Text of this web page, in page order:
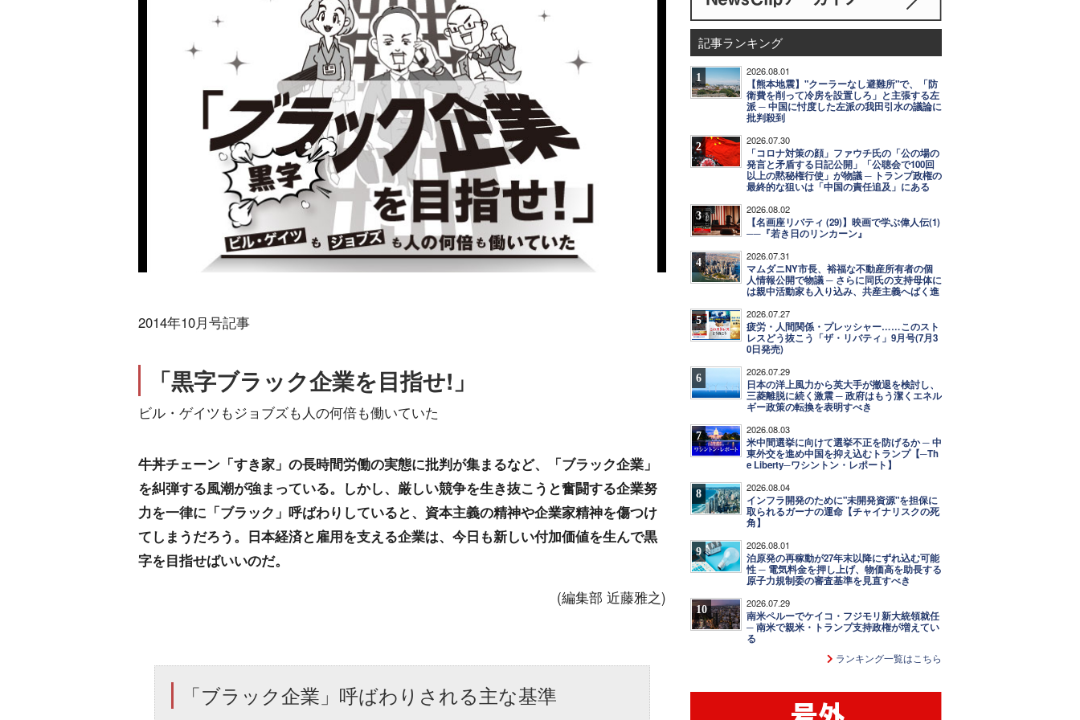
2014年10月号記事
「黒字ブラック企業を目指せ!」
ビル・ゲイツもジョブズも人の何倍も働いていた
牛丼チェーン「すき家」の長時間労働の実態に批判が集まるなど、「ブラック企業」
を糾弾する風潮が強まっている。しかし、厳しい競争を生き抜こうと奮闘する企業努
力を一律に「ブラック」呼ばわりしていると、資本主義の精神や企業家精神を傷つけ
てしまうだろう。日本経済と雇用を支える企業は、今日も新しい付加価値を生んで黒
字を目指せばいいのだ。
(編集部 近藤雅之)
「ブラック企業」呼ばわりされる主な基準
記事ランキング
1 2026.08.01
【熊本地震】"クーラーなし避難所"で、「防
衛費を削って冷房を設置しろ」と主張する左
派 ─ 中国に忖度した左派の我田引水の議論に
批判殺到
2 2026.07.30
「コロナ対策の顔」ファウチ氏の「公の場の
発言と矛盾する日記公開」「公聴会で100回
以上の黙秘権行使」が物議 ─ トランプ政権の
最終的な狙いは「中国の責任追及」にある
3 2026.08.02
【名画座リバティ (29)】映画で学ぶ偉人伝(1)
──『若き日のリンカーン』
4 2026.07.31
マムダニNY市長、裕福な不動産所有者の個
人情報公開で物議 ─ さらに同氏の支持母体に
は親中活動家も入り込み、共産主義へばく進
5 2026.07.27
疲労・人間関係・プレッシャー……このスト
レスどう抜こう「ザ・リバティ」9月号(7月3
0日発売)
6 2026.07.29
日本の洋上風力から英大手が撤退を検討し、
三菱離脱に続く激震 ─ 政府はもう潔くエネル
ギー政策の転換を表明すべき
7 2026.08.03
米中間選挙に向けて選挙不正を防げるか ─ 中
東外交を進め中国を抑え込むトランプ【─Th
e Liberty─ワシントン・レポート】
8 2026.08.04
インフラ開発のために"未開発資源"を担保に
取られるガーナの運命【チャイナリスクの死
角】
9 2026.08.01
泊原発の再稼動が27年末以降にずれ込む可能
性 ─ 電気料金を押し上げ、物価高を助長する
原子力規制委の審査基準を見直すべき
10 2026.07.29
南米ペルーでケイコ・フジモリ新大統領就任
─ 南米で親米・トランプ支持政権が増えてい
る
ランキング一覧はこちら